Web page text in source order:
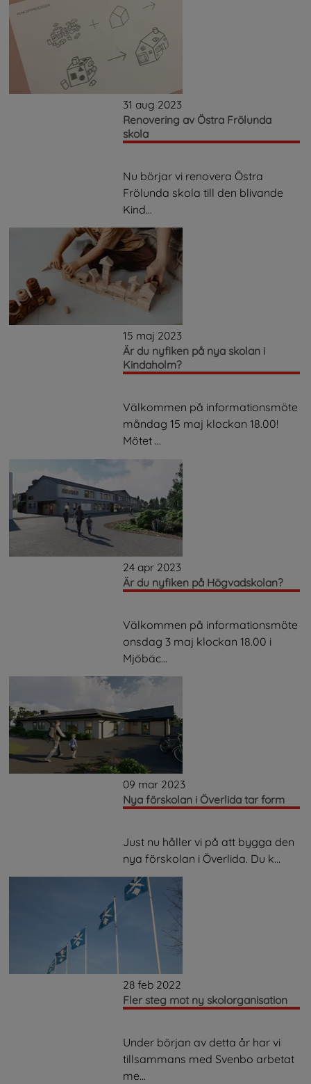
31 aug 2023
Renovering av Östra Frölunda
skola
Nu börjar vi renovera Östra
Frölunda skola till den blivande
Kind...
15 maj 2023
Är du nyfiken på nya skolan i
Kindaholm?
Välkommen på informationsmöte
måndag 15 maj klockan 18.00!
Mötet ...
24 apr 2023
Är du nyfiken på Högvadskolan?
Välkommen på informationsmöte
onsdag 3 maj klockan 18.00 i
Mjöbäc...
09 mar 2023
Nya förskolan i Överlida tar form
Just nu håller vi på att bygga den
nya förskolan i Överlida. Du k...
28 feb 2022
Fler steg mot ny skolorganisation
Under början av detta år har vi
tillsammans med Svenbo arbetat
me...